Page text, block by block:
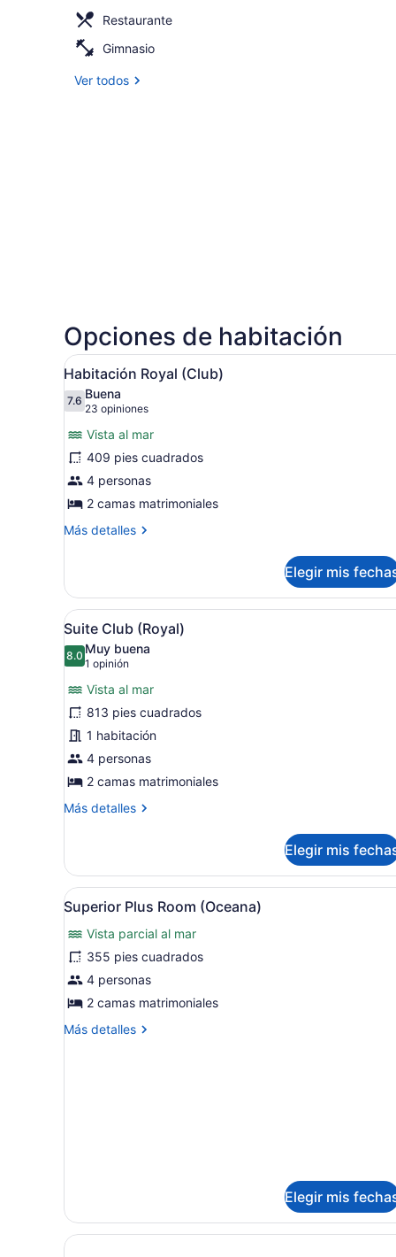
Restaurante
Gimnasio
Ver todos
Opciones de habitación
Abrir
todas
las
fotos
de
Habitación
Royal
(Club)
Habitación de hotel con
3
Habitación Royal (Club)
7.67.6 de 10
Buena
23 opiniones
(23
opiniones)
Vista al mar
409 pies cuadrados
4 personas
2 camas matrimoniales
Más detalles
Más
Royal
(Club)
Elegir mis
Abrir
todas
las
fotos
de
Suite
Club
(Royal)
Habitación de hotel con
4
Suite Club (Royal)
8.08.0 de 10
Muy buena
1 opinión
(1
opinión)
Vista al mar
813 pies cuadrados
1 habitación
4 personas
2 camas matrimoniales
Más detalles
Más
Club
(Royal)
Elegir mis
Abrir
todas
las
fotos
de
Superior
Room
Caja de seguridad en la
4
Superior Plus Room (Oceana)
Vista parcial al mar
355 pies cuadrados
4 personas
2 camas matrimoniales
Más detalles
Más
Elegir mis